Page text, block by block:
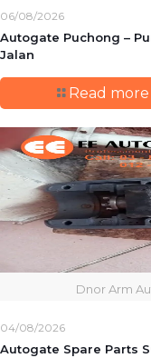
06/08/2026
Autogate Puchong –
Jalan
Read more
Dnor Arm
04/08/2026
Autogate Spare Parts